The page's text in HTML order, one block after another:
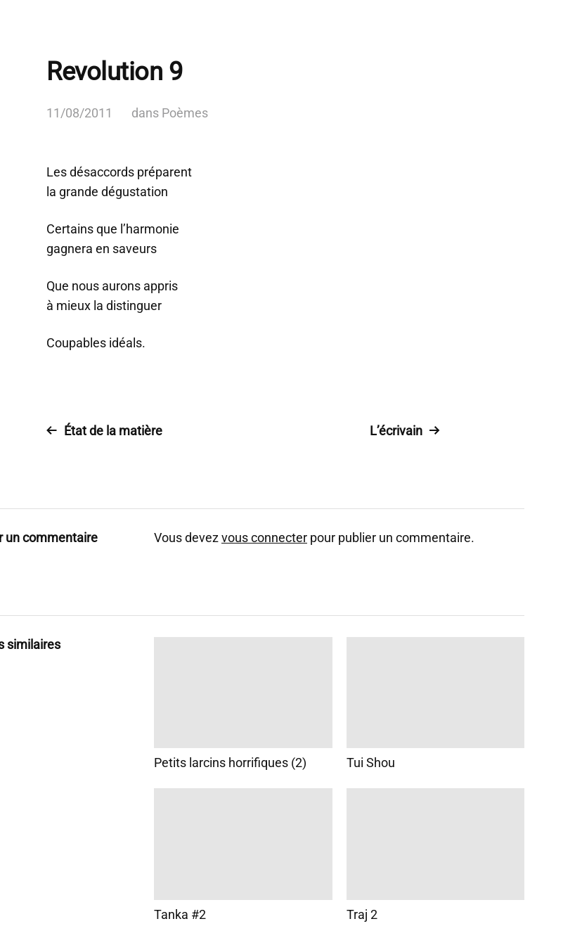
Revolution 9
11/08/2011 dans Poèmes
Les désaccords préparent
la grande dégustation
Certains que l’harmonie
gagnera en saveurs
Que nous aurons appris
à mieux la distinguer
Coupables idéals.
État de la matière L’écrivain
un commentaire Vous devezvous connecter pour publier un commentaire.
similaires
Petits larcins horrifiques (2) Tui Shou
Tanka #2 Traj 2